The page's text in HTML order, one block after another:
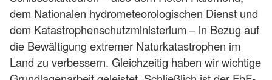
dem Nationalen hydrometeorologischen Dienst und
dem Katastrophenschutzministerium – in Bezug auf
die Bewältigung extremer Naturkatastrophen im
Land zu verbessern. Gleichzeitig haben wir wichtige